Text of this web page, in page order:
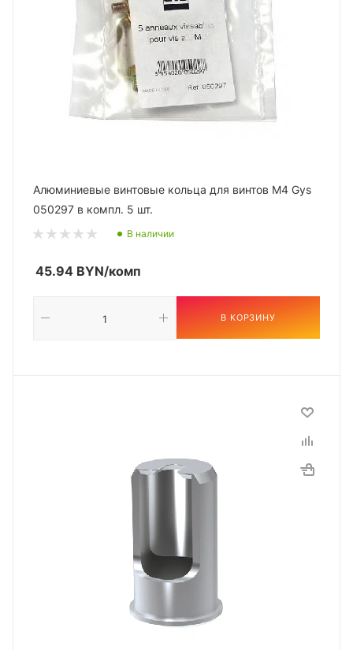
Алюминиевые винтовые кольца для винтов М4 Gys
050297 в компл. 5 шт.
В наличии
45.94 BYN/комп
В КОРЗИНУ